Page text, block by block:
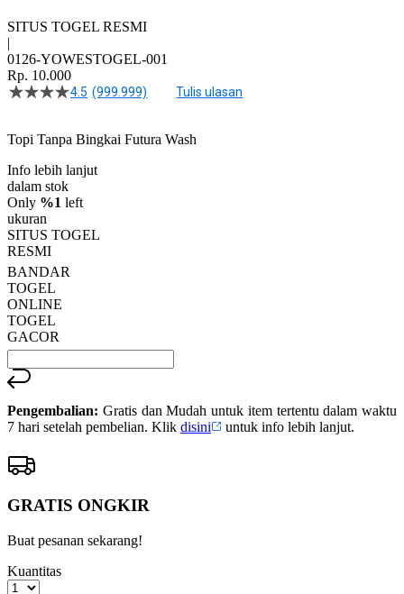
SITUS TOGEL RESMI
|
0126-YOWESTOGEL-001
Rp. 10.000
4.5
bintang,
rating
rata-
rata.
Read
13
Reviews.
Tautan
halaman
yang
sama.
4.5 (999.999) Tulis ulasan
Topi Tanpa Bingkai Futura Wash
Info lebih lanjut
dalam stok
Only %1 left
ukuran
SITUS TOGEL
RESMI
BANDAR
TOGEL
ONLINE
TOGEL
GACOR
Pengembalian: Gratis dan Mudah untuk item tertentu dalam waktu
7 hari setelah pembelian. Klik disini untuk info lebih lanjut.
GRATIS ONGKIR
Buat pesanan sekarang!
Kuantitas